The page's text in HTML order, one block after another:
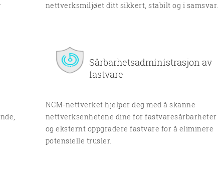
nettverksmiljøet ditt sikkert, stabilt og i samsvar.
Sårbarhetsadministrasjon av
fastvare
NCM-nettverket hjelper deg med å skanne
nettverksenhetene dine for fastvaresårbarheter
og eksternt oppgradere fastvare for å eliminere
potensielle trusler.